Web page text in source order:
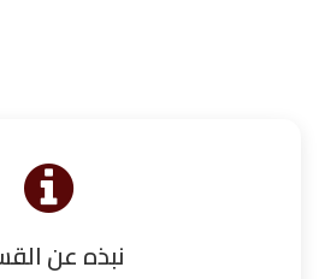
نبذه عن